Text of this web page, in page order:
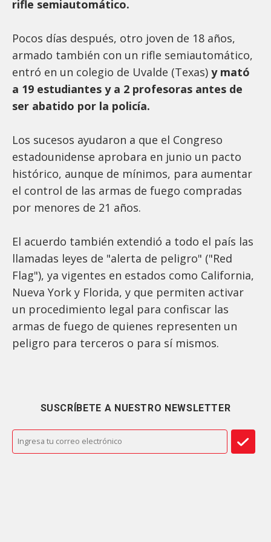
rifle semiautomático.
Pocos días después, otro joven de 18 años,
armado también con un rifle semiautomático,
entró en un colegio de Uvalde (Texas) y mató
a 19 estudiantes y a 2 profesoras antes de
ser abatido por la policía.
Los sucesos ayudaron a que el Congreso
estadounidense aprobara en junio un pacto
histórico, aunque de mínimos, para aumentar
el control de las armas de fuego compradas
por menores de 21 años.
El acuerdo también extendió a todo el país las
llamadas leyes de "alerta de peligro" ("Red
Flag"), ya vigentes en estados como California,
Nueva York y Florida, y que permiten activar
un procedimiento legal para confiscar las
armas de fuego de quienes representen un
peligro para terceros o para sí mismos.
SUSCRÍBETE A NUESTRO NEWSLETTER